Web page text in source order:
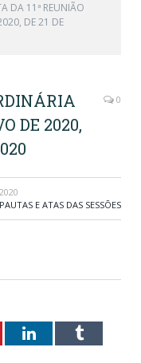
DA 11ª REUNIÃO
DE 21 DE
DE 2020,
0
PAUTAS E ATAS DAS SESSÕES
LinkedInTumblr